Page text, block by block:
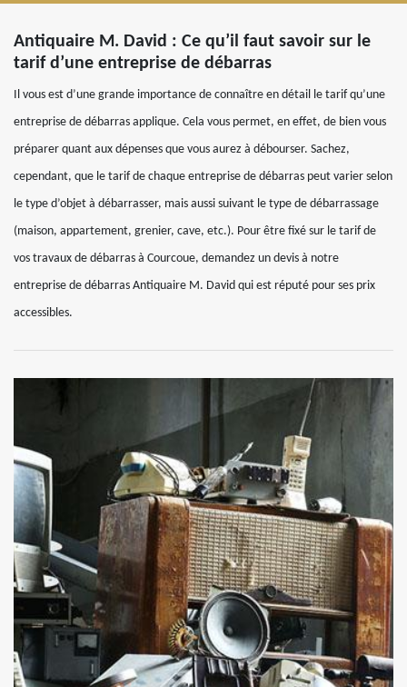
Antiquaire M. David : Ce qu’il faut savoir sur le
tarif d’une entreprise de débarras
Il vous est d’une grande importance de connaître en détail le tarif qu’une
entreprise de débarras applique. Cela vous permet, en effet, de bien vous
préparer quant aux dépenses que vous aurez à débourser. Sachez,
cependant, que le tarif de chaque entreprise de débarras peut varier selon
le type d’objet à débarrasser, mais aussi suivant le type de débarrassage
(maison, appartement, grenier, cave, etc.). Pour être fixé sur le tarif de
vos travaux de débarras à Courcoue, demandez un devis à notre
entreprise de débarras Antiquaire M. David qui est réputé pour ses prix
accessibles.